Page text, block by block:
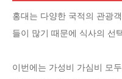
홍대는 다양한 국적의 관광
들이 많기 때문에 식사의 선
이번에는 가성비 가심비 모